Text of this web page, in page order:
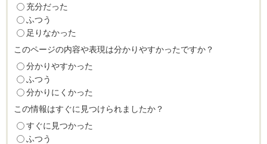
充分だった
ふつう
足りなかった
このページの内容や表現は分かりやすかったですか？
分かりやすかった
ふつう
分かりにくかった
この情報はすぐに見つけられましたか？
すぐに見つかった
ふつう